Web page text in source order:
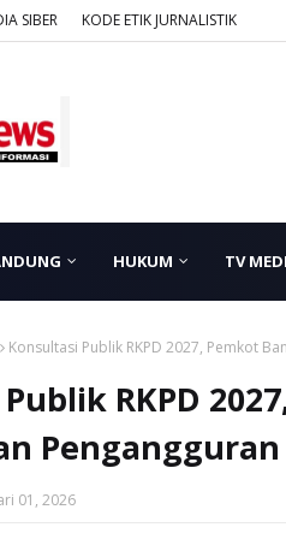
SIBER KODE ETIK JURNALISTIK
HUKUM TV
Konsultasi Publik RKPD 2027, Pemkot
RKPD
01, 2026